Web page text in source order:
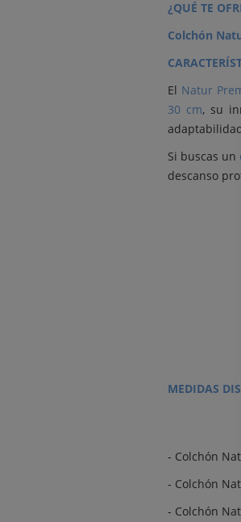
¿QUÉ TE
Colchón
El Natur
30 cm, su
Si buscas un
descanso
MEDIDAS
- Colchón
- Colchón
- Colchón